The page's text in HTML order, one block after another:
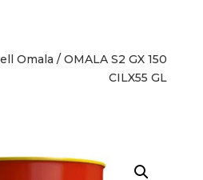
Omala / OMALA S2 GX 150
CILX55 GL